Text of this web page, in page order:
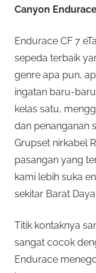
Canyon
Endurace CF 7
sepeda terbaik
genre apa pun,
ingatan baru-
kelas satu,
dan penanganan
Grupset nirkabel
pasangan yang
kami lebih suka
sekitar Barat
Titik kontaknya
sangat cocok
Endurace